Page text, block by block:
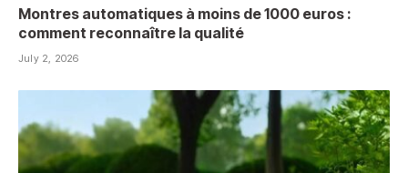
Montres automatiques à moins de 1000 euros :
comment reconnaître la qualité
July 2, 2026